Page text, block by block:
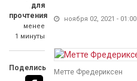
для
прочтения
менее
1 минуты
Поделись
ноября 02, 2021 - 01:00
Метте Фредериксен